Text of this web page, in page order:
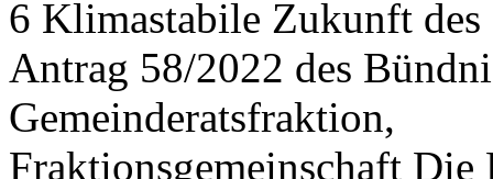
6 Klimastabile Zukunft des
Antrag 58/2022 des
Gemeinderatsfraktion,
Fraktionsgemeinschaft